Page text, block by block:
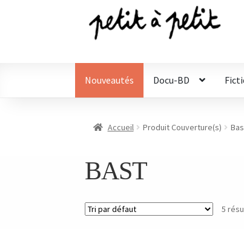
Aller
navigation
Aller
Nouveautés Docu-BD
Accueil Produit Couverture(s)
BAST
5